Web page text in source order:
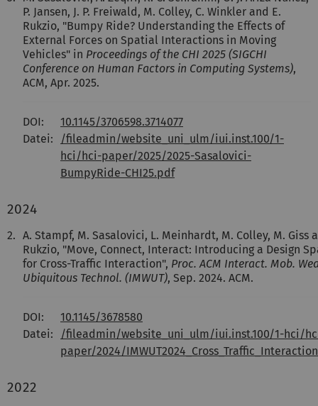
P. Jansen, J. P. Freiwald, M. Colley, C. Winkler and E.
Rukzio, "Bumpy Ride? Understanding the Effects of
External Forces on Spatial Interactions in Moving
Vehicles" in Proceedings of the CHI 2025 (SIGCHI
Conference on Human Factors in Computing Systems),
ACM, Apr. 2025.
DOI:
10.1145/3706598.3714077
Datei:
/fileadmin/website_uni_ulm/iui.inst.100/1-
hci/hci-paper/2025/2025-Sasalovici-
BumpyRide-CHI25.pdf
2024
2. A. Stampf, M. Sasalovici, L. Meinhardt, M. Colley, M. Giss
Rukzio, "Move, Connect, Interact: Introducing a Design
for Cross-Traffic Interaction", Proc. ACM Interact. Mob.
Ubiquitous Technol. (IMWUT), Sep. 2024. ACM.
DOI:
10.1145/3678580
Datei:
/fileadmin/website_uni_ulm/iui.inst.100/1-hci/
paper/2024/
2022